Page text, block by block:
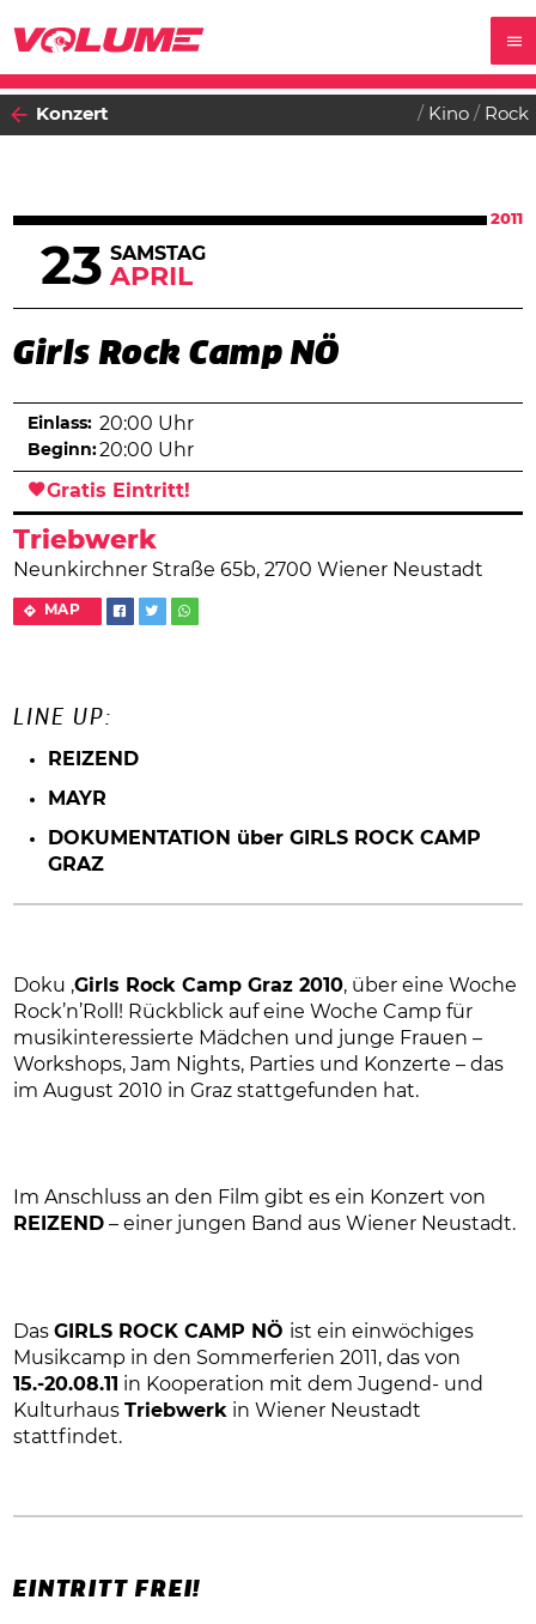
Konzert Kino Rock
2011
23 SAMSTAG
APRIL
Girls Rock Camp NÖ
Triebwerk
Neunkirchner Straße 65b, 2700 Wiener Neustadt
MAP
Einlass: 20:00 Uhr
Beginn:20:00 Uhr
Gratis Eintritt!
LINE UP:
REIZEND
MAYR
DOKUMENTATION über GIRLS ROCK CAMP
GRAZ
Doku ‚Girls Rock Camp Graz 2010‚ über eine Woche
Rock’n’Roll! Rückblick auf eine Woche Camp für
musikinteressierte Mädchen und junge Frauen –
Workshops, Jam Nights, Parties und Konzerte – das
im August 2010 in Graz stattgefunden hat.
Im Anschluss an den Film gibt es ein Konzert von
REIZEND – einer jungen Band aus Wiener Neustadt.
DasGIRLS ROCK CAMP NÖ ist ein einwöchiges
Musikcamp in den Sommerferien 2011, das von
15.-20.08.11 in Kooperation mit dem Jugend- und
KulturhausTriebwerk in Wiener Neustadt
stattfindet.
EINTRITT FREI!